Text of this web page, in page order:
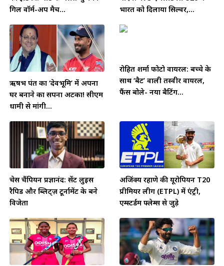
गिल वॉर्म-अप मैच...
भारत को दिलाया सिल्वर,...
ऋषभ पंत का ‘देवभूमि’ में अपना
घर बनाने का सपना अटका! सीएम
धामी से मांगी...
रोहित शर्मा फोटो वायरल: बच्चे के
साथ ‘बैट’ वाली तस्वीर वायरल,
फैंस बोले- नया बैटिंग...
चेस चैंपियन प्रज्ञानंद: सेंट लुइस
रैपिड और ब्लिट्ज़ टूर्नामेंट के बने
विजेता
अजिंक्य रहाणे की यूरोपियन T20
प्रीमियर लीग (ETPL) में एंट्री,
एम्स्टर्डम फ्लेम्स से जुड़े